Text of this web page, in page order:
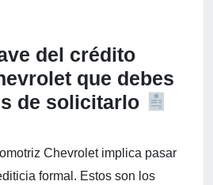
del crédito
que debes
de solicitarlo
Chevrolet implica pasar
formal. Estos son los